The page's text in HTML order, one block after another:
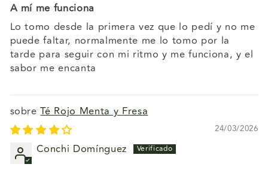
A mí me funciona
Lo tomo desde la primera vez que lo pedí y no me
puede faltar, normalmente me lo tomo por la
tarde para seguir con mi ritmo y me funciona, y el
sabor me encanta
Té Rojo Menta y Fresa
24/03/2026
Conchi Domínguez